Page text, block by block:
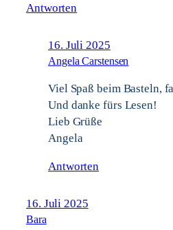
Antworten
16. Juli 2025
Angela Carstensen
Viel Spaß beim Basteln,
Und danke fürs Lesen!
Lieb Grüße
Angela
Antworten
16. Juli 2025
Bara